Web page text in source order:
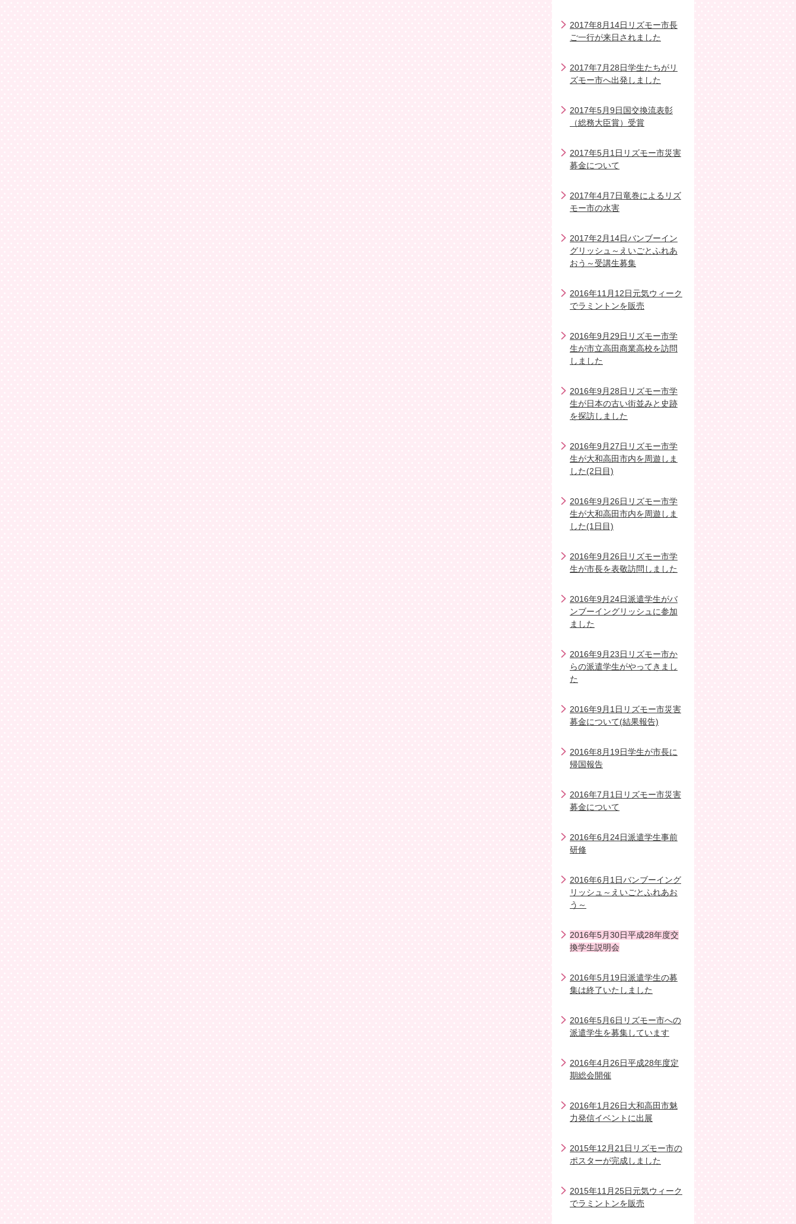
2017年8月14日リズモー市長
ご一行が来日されました
2017年7月28日学生たちがリ
ズモー市へ出発しました
2017年5月9日国交換流表彰
（総務大臣賞）受賞
2017年5月1日リズモー市災害
募金について
2017年4月7日竜巻によるリズ
モー市の水害
2017年2月14日バンブーイン
グリッシュ～えいごとふれあ
おう～受講生募集
2016年11月12日元気ウィーク
でラミントンを販売
2016年9月29日リズモー市学
生が市立高田商業高校を訪問
しました
2016年9月28日リズモー市学
生が日本の古い街並みと史跡
を探訪しました
2016年9月27日リズモー市学
生が大和高田市内を周遊しま
した(2日目)
2016年9月26日リズモー市学
生が大和高田市内を周遊しま
した(1日目)
2016年9月26日リズモー市学
生が市長を表敬訪問しました
2016年9月24日派遣学生がバ
ンブーイングリッシュに参加
ました
2016年9月23日リズモー市か
らの派遣学生がやってきまし
た
2016年9月1日リズモー市災害
募金について(結果報告)
2016年8月19日学生が市長に
帰国報告
2016年7月1日リズモー市災害
募金について
2016年6月24日派遣学生事前
研修
2016年6月1日バンブーイング
リッシュ～えいごとふれあお
う～
2016年5月30日平成28年度交
換学生説明会
2016年5月19日派遣学生の募
集は終了いたしました
2016年5月6日リズモー市への
派遣学生を募集しています
2016年4月26日平成28年度定
期総会開催
2016年1月26日大和高田市魅
力発信イベントに出展
2015年12月21日リズモー市の
ポスターが完成しました
2015年11月25日元気ウィーク
でラミントンを販売